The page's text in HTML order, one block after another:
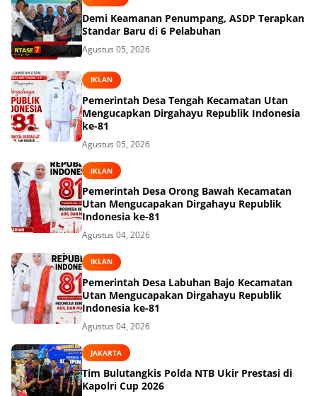
Demi Keamanan Penumpang, ASDP Terapkan
Standar Baru di 6 Pelabuhan
Agustus 05, 2026
IKLAN
Pemerintah Desa Tengah Kecamatan Utan
Mengucapkan Dirgahayu Republik Indonesia
ke-81
Agustus 05, 2026
IKLAN
Pemerintah Desa Orong Bawah Kecamatan
Utan Mengucapakan Dirgahayu Republik
Indonesia ke-81
Agustus 04, 2026
IKLAN
Pemerintah Desa Labuhan Bajo Kecamatan
Utan Mengucapakan Dirgahayu Republik
Indonesia ke-81
Agustus 04, 2026
JAKARTA
Tim Bulutangkis Polda NTB Ukir Prestasi di
Kapolri Cup 2026